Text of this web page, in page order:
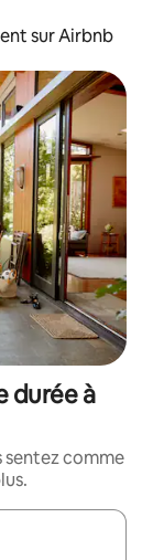
sur Airbnb
durée à
sentez comme
flèches vers le